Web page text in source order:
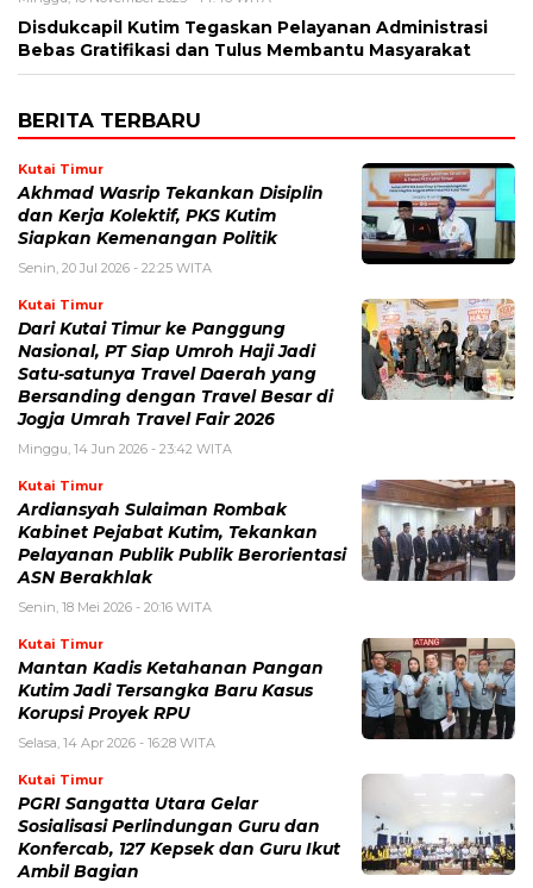
Disdukcapil Kutim Tegaskan Pelayanan Administrasi
Bebas Gratifikasi dan Tulus Membantu Masyarakat
BERITA TERBARU
Kutai Timur
Akhmad Wasrip Tekankan Disiplin
dan Kerja Kolektif, PKS Kutim
Siapkan Kemenangan Politik
Senin, 20 Jul 2026 - 22:25 WITA
Kutai Timur
Dari Kutai Timur ke Panggung
Nasional, PT Siap Umroh Haji Jadi
Satu-satunya Travel Daerah yang
Bersanding dengan Travel Besar di
Jogja Umrah Travel Fair 2026
Minggu, 14 Jun 2026 - 23:42 WITA
Kutai Timur
Ardiansyah Sulaiman Rombak
Kabinet Pejabat Kutim, Tekankan
Pelayanan Publik Publik Berorientasi
ASN Berakhlak
Senin, 18 Mei 2026 - 20:16 WITA
Kutai Timur
Mantan Kadis Ketahanan Pangan
Kutim Jadi Tersangka Baru Kasus
Korupsi Proyek RPU
Selasa, 14 Apr 2026 - 16:28 WITA
Kutai Timur
PGRI Sangatta Utara Gelar
Sosialisasi Perlindungan Guru dan
Konfercab, 127 Kepsek dan Guru Ikut
Ambil Bagian